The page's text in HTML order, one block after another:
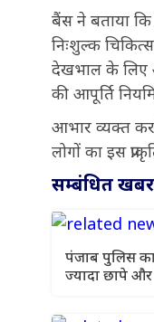
बैंस ने बताया कि
निःशुल्क
देखभाल के लिए
की आपूर्ति
आभार व्यक्त
लोगों का
सम्बंधित खबर
पंजाब पुलिस का
ज्यादा छापे